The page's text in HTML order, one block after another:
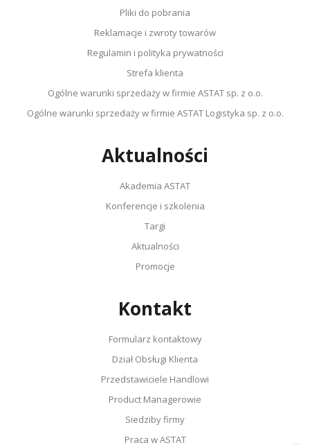
Pliki do pobrania
Reklamacje i zwroty towarów
Regulamin i polityka prywatności
Strefa klienta
Ogólne warunki sprzedaży w firmie ASTAT sp. z o.o.
Ogólne warunki sprzedaży w firmie ASTAT Logistyka sp. z o.o.
Aktualności
Akademia ASTAT
Konferencje i szkolenia
Targi
Aktualności
Promocje
Kontakt
Formularz kontaktowy
Dział Obsługi Klienta
Przedstawiciele Handlowi
Product Managerowie
Siedziby firmy
Praca w ASTAT